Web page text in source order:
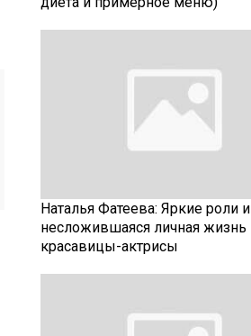
Наталья Фатеева: Яркие роли и
несложившаяся личная жизнь
красавицы-актрисы